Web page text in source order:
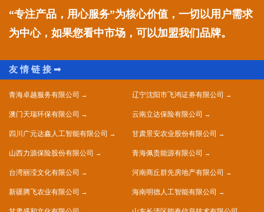
“专注产品，用心服务”为核心价值，一切以用户需求
为中心，如果您看中市场，可以加盟我们品牌。
青海卓越服务有限公司 辽宁沈阳市飞鸿证券有限公司
澳门天瑞环保有限公司 云南立达保险有限公司
四川广元达鑫人工智能有限公司 甘肃景安农业股份有限公司
山西力源保险股份有限公司 青海佩贵能源有限公司
台湾丽滢文化有限公司 河南商丘群先房地产有限公司
新疆腾飞农业有限公司 海南明德人工智能有限公司